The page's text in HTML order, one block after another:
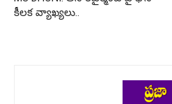
కీలక వ్యాఖ్యలు..